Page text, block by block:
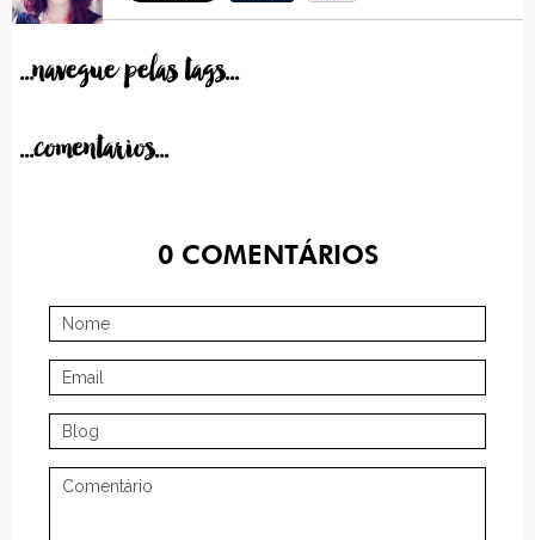
...navegue pelas tags...
...comentarios...
0COMENTÁRIOS